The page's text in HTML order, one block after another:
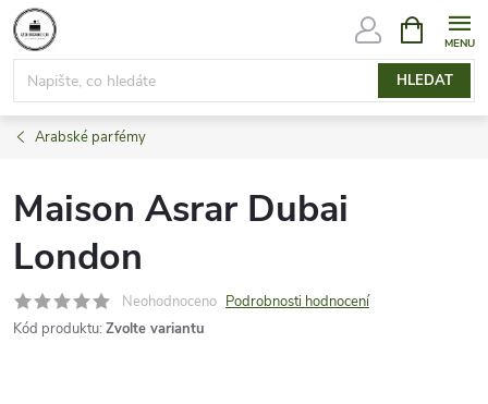
Přejít
na
obsah
HLEDAT
NÁKUPNÍ
KOŠÍK
Arabské parfémy
Maison Asrar Dubai
London
Neohodnoceno Podrobnosti hodnocení
Kód produktu: Zvolte variantu